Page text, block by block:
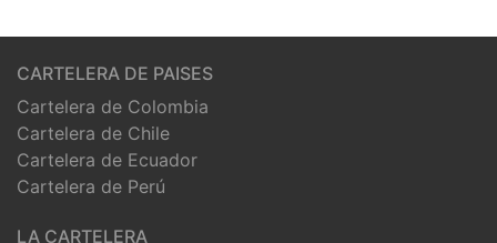
CARTELERA DE PAISES
Cartelera de Colombia
Cartelera de Chile
Cartelera de Ecuador
Cartelera de Perú
LA CARTELERA